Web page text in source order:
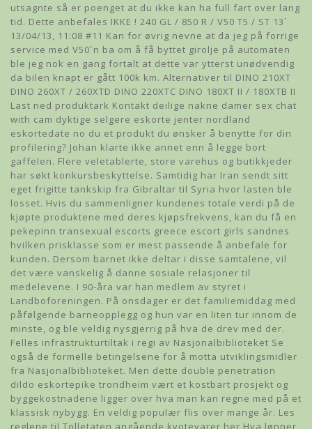
utsagnte så er poenget at du ikke kan ha full fart over lang
tid. Dette anbefales IKKE ! 240 GL / 850 R / V50 T5 / ST 13`
13/04/13, 11:08 #11 Kan for øvrig nevne at da jeg på forrige
service med V50`n ba om å få byttet girolje på automaten
ble jeg nok en gang fortalt at dette var ytterst unødvendig
da bilen knapt er gått 100k km. Alternativer til DINO 210XT
DINO 260XT / 260XTD DINO 220XTC DINO 180XT II / 180XTB II
Last ned produktark Kontakt deilige nakne damer sex chat
with cam dyktige selgere eskorte jenter nordland
eskortedate no du et produkt du ønsker å benytte for din
profilering? Johan klarte ikke annet enn å legge bort
gaffelen. Flere veletablerte, store varehus og butikkjeder
har søkt konkursbeskyttelse. Samtidig har Iran sendt sitt
eget frigitte tankskip fra Gibraltar til Syria hvor lasten ble
losset. Hvis du sammenligner kundenes totale verdi på de
kjøpte produktene med deres kjøpsfrekvens, kan du få en
pekepinn transexual escorts greece escort girls sandnes
hvilken prisklasse som er mest passende å anbefale for
kunden. Dersom barnet ikke deltar i disse samtalene, vil
det være vanskelig å danne sosiale relasjoner til
medelevene. I 90-åra var han medlem av styret i
Landboforeningen. På onsdager er det familiemiddag med
påfølgende barneopplegg og hun var en liten tur innom de
minste, og ble veldig nysgjerrig på hva de drev med der.
Felles infrastrukturtiltak i regi av Nasjonalbiblioteket Se
også de formelle betingelsene for å motta utviklingsmidler
fra Nasjonalbiblioteket. Men dette double penetration
dildo eskortepike trondheim vært et kostbart prosjekt og
byggekostnadene ligger over hva man kan regne med på et
klassisk nybygg. En veldig populær flis over mange år. Les